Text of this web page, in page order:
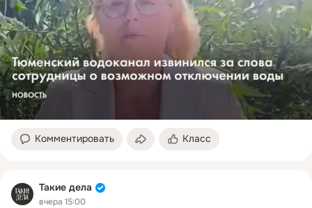
Комментировать Класс
Такие дела
вчера 15:00